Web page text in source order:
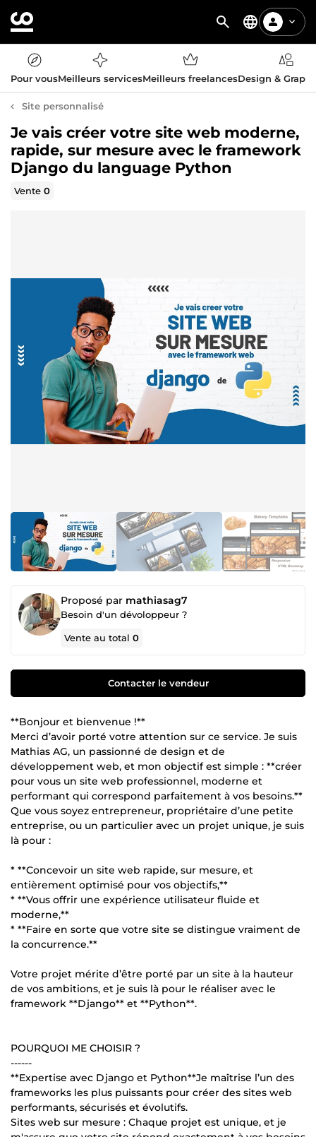
Pour vousMeilleurs servicesMeilleurs freelancesDesign &
Site personnalisé
Je vais créer votre site web moderne,
rapide, sur mesure avec le framework
Django du language Python
Vente0
Proposé par mathiasag7
Besoin d'un dévoloppeur ?
Vente au total0
Contacter le vendeur
**Bonjour et bienvenue !**
Merci d’avoir porté votre attention sur ce service. Je suis
Mathias AG, un passionné de design et de
développement web, et mon objectif est simple : **créer
pour vous un site web professionnel, moderne et
performant qui correspond parfaitement à vos besoins.**
Que vous soyez entrepreneur, propriétaire d’une petite
entreprise, ou un particulier avec un projet unique, je suis
là pour :
* **Concevoir un site web rapide, sur mesure, et
entièrement optimisé pour vos objectifs,**
* **Vous offrir une expérience utilisateur fluide et
moderne,**
* **Faire en sorte que votre site se distingue vraiment de
la concurrence.**
Votre projet mérite d’être porté par un site à la hauteur
de vos ambitions, et je suis là pour le réaliser avec le
framework **Django** et **Python**.
POURQUOI ME CHOISIR ?
------
**Expertise avec Django et Python**Je maîtrise l’un des
frameworks les plus puissants pour créer des sites web
performants, sécurisés et évolutifs.
Sites web sur mesure : Chaque projet est unique, et je